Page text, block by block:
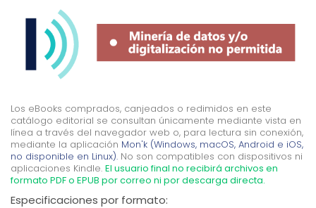
Los eBooks comprados, canjeados o redimidos en este
catálogo editorial se consultan únicamente mediante vista en
línea a través del navegador web o, para lectura sin conexión,
mediante la aplicación Mon'k (Windows, macOS, Android e iOS,
no disponible en Linux). No son compatibles con dispositivos ni
aplicaciones Kindle. El usuario final no recibirá archivos en
formato PDF o EPUB por correo ni por descarga directa.
Especificaciones por formato: